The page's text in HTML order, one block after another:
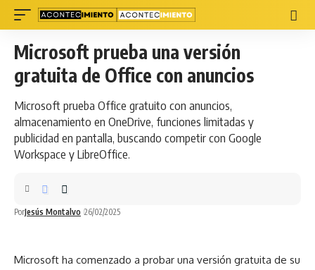
Microsoft prueba una versión
gratuita de Office con anuncios
Microsoft prueba Office gratuito con anuncios,
almacenamiento en OneDrive, funciones limitadas y
publicidad en pantalla, buscando competir con Google
Workspace y LibreOffice.
PorJesús Montalvo 26/02/2025
Microsoft ha comenzado a probar una versión gratuita de su